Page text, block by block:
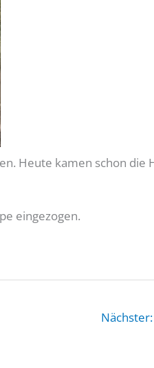
Heute kamen schon die
eingezogen.